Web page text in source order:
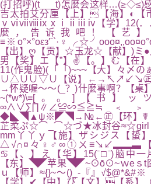
(打招呼)(t___t)怎麼会这样…(≥◇≤)
吉太拍艾分厘【上】【海】◐【
ⅴⅵⅶⅷⅸⅹⅰⅱⅲⅳ【学】12(．．)
麼，告诉我吧！【艺】
【出】ღ【贡】☆玉龙☆【献】)
男【奖】エ【”】✌【。】む【在】
11(作鬼脸)(「「)~~~【大】々〆の
∪△∪∪▽∪【说】←→↖↗↙↘㊣
→怀疑喔～～(_？)什麼事啊？【桌
~(*w*)\≡[。。]【书】ッ
◆◣◥▲ψ※◤◥→№←㊣【环】☤
芷柔ぷ☆⌒_⌒☆づ★冰封谷
mm丫丫ｙ【施】ザシジス【
△√∩¤々♀♂∞①ㄨ≡↘↙▂▂▃【
♋【、】え【华】15(ˉ□ˉ)脑中一
【东】◥◤苹果◥◤~⊙ō⊙~ｗeｓt
ｕ【师】≈{}~～()_-『』
【学】✔【中】ぴ【文】【系】